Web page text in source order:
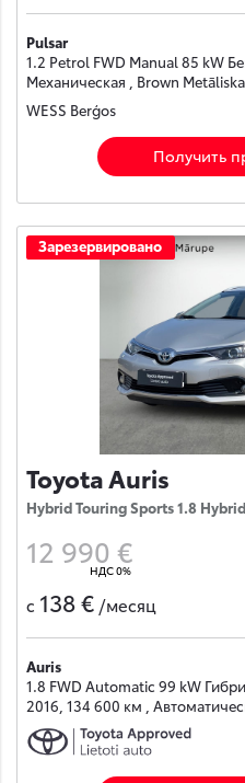
Pulsar
1.2 Petrol FWD Manual 85 kW
Механическая , Brown Metāliska
WESS Berģos
Получить
Зарезервировано
Toyota Auris
Hybrid Touring Sports 1.8
12 990 €
НДС 0%
с 138 € /месяц
Auris
1.8 FWD Automatic 99 kW
2016, 134 600 км ,